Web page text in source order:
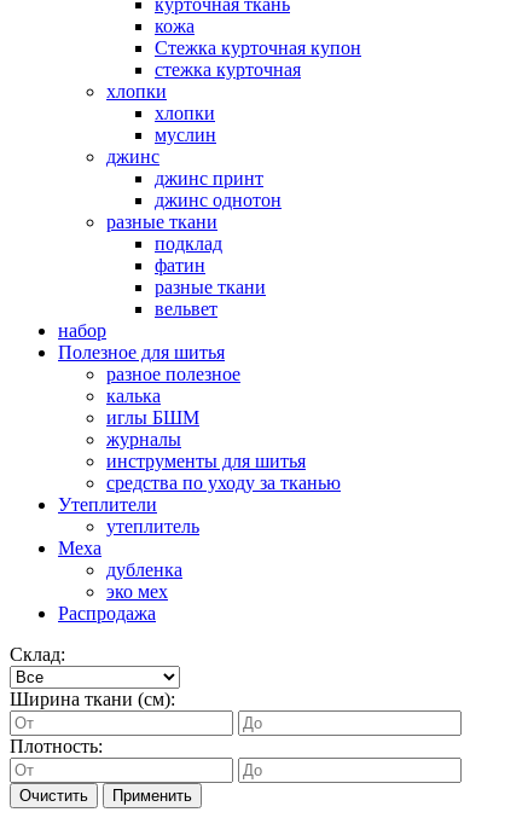
курточная ткань
кожа
Стежка курточная купон
стежка курточная
хлопки
хлопки
муслин
джинс
джинс принт
джинс однотон
разные ткани
подклад
фатин
разные ткани
вельвет
набор
Полезное для шитья
разное полезное
калька
иглы БШМ
журналы
инструменты для шитья
средства по уходу за тканью
Утеплители
утеплитель
Меха
дубленка
эко мех
Распродажа
Склад:
Ширина ткани (см):
Плотность:
Очистить Применить